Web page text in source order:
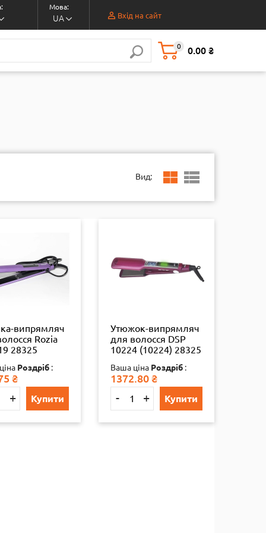
Мова:
UA Вхід на сайт
0 0.00 ₴
Вид:
випрямляч
Rozia
28325
Роздріб :
₴
+ Купити
Утюжок-випрямляч
для волосся DSP
10224 (10224) 28325
Ваша ціна Роздріб :
1372.80 ₴
- + Купити